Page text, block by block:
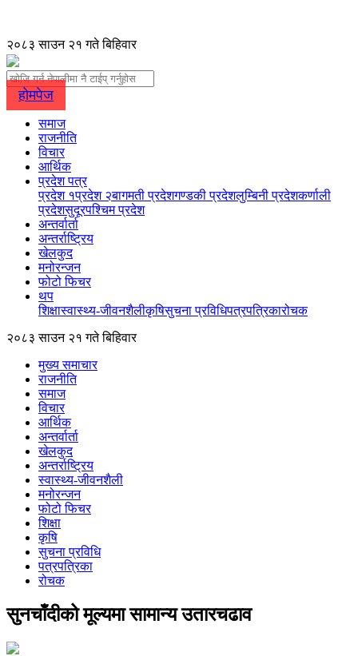
२०८३ साउन २१ गते बिहिवार
होमपेज
समाज
राजनीति
विचार
आर्थिक
प्रदेश पत्र
प्रदेश १प्रदेश २बागमती प्रदेशगण्डकी प्रदेशलुम्बिनी प्रदेशकर्णाली
प्रदेशसुदूरपश्चिम प्रदेश
अन्तर्वार्ता
अन्तर्राष्ट्रिय
खेलकुद
मनोरन्जन
फोटो फिचर
थप
शिक्षास्वास्थ्य-जीवनशैलीकृषिसुचना प्रविधिपत्रपत्रिकारोचक
२०८३ साउन २१ गते बिहिवार
मुख्य समाचार
राजनीति
समाज
विचार
आर्थिक
अन्तर्वार्ता
खेलकुद
अन्तर्राष्ट्रिय
स्वास्थ्य-जीवनशैली
मनोरन्जन
फोटो फिचर
शिक्षा
कृषि
सुचना प्रविधि
पत्रपत्रिका
रोचक
सुनचाँदीको मूल्यमा सामान्य उतारचढाव